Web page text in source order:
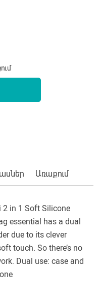
Առաքում
2 in 1 Soft Silicone
essential has a dual
due to its clever
touch. So there’s no
Dual use: case and